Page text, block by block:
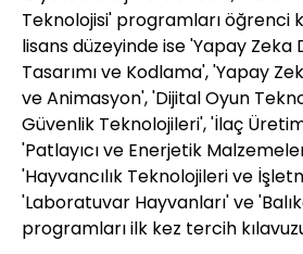
Teknolojisi' programları öğrenci
lisans düzeyinde ise 'Yapay Zeka
Tasarımı ve Kodlama', 'Yapay
ve Animasyon', 'Dijital Oyun
Güvenlik Teknolojileri', 'İlaç
'Patlayıcı ve Enerjetik
'Hayvancılık Teknolojileri ve
'Laboratuvar Hayvanları' ve
programları ilk kez tercih